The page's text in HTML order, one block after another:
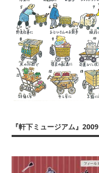
『軒下ミュージアム』2009